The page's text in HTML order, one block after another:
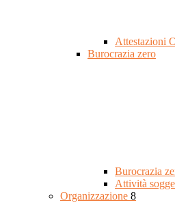
Attestazioni
Burocrazia zero
Burocrazia
Attività
Organizzazione 8